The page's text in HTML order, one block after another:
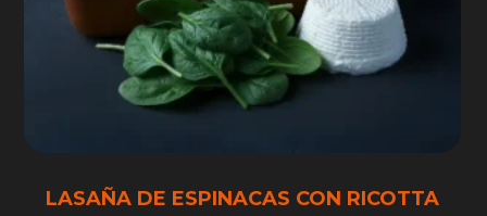
LASAÑA DE ESPINACAS CON RICOTTA